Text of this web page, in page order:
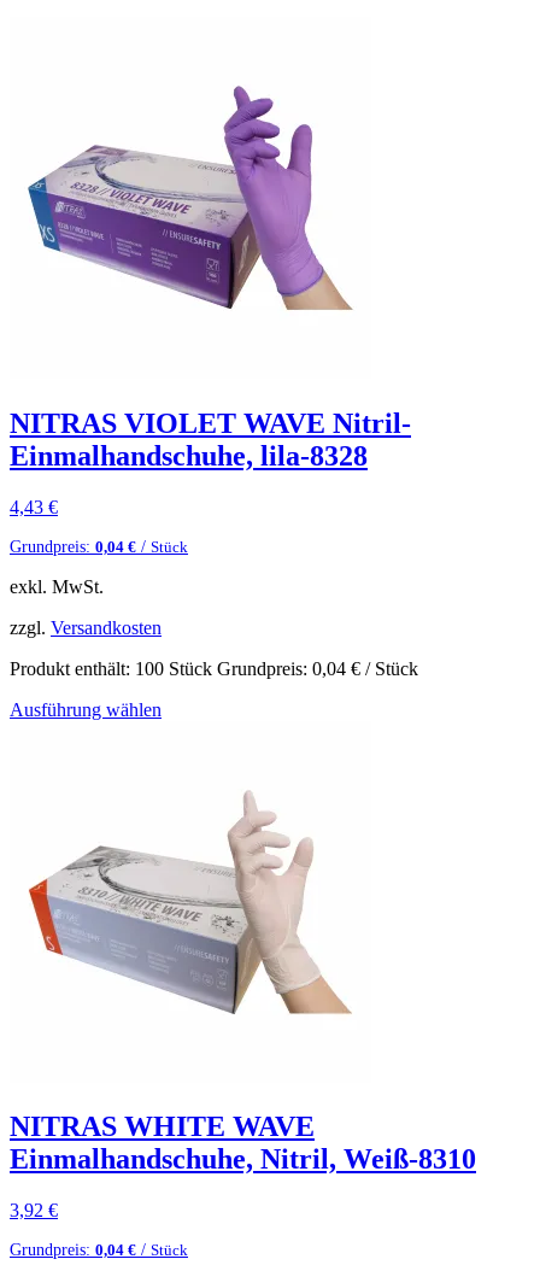
NITRAS VIOLET WAVE Nitril-
Einmalhandschuhe, lila-8328
4,43 €
Grundpreis: 0,04 € / Stück
exkl. MwSt.
zzgl. Versandkosten
Produkt enthält: 100 Stück Grundpreis: 0,04 € / Stück
Ausführung wählen
NITRAS WHITE WAVE
Einmalhandschuhe, Nitril, Weiß-8310
3,92 €
Grundpreis: 0,04 € / Stück